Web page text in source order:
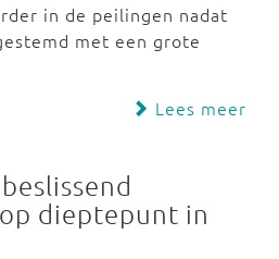
in de peilingen nadat
met een grote
Lees meer
dieptepunt in